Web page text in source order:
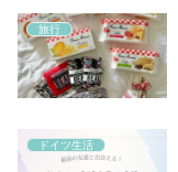
旅行
ドイツ生活